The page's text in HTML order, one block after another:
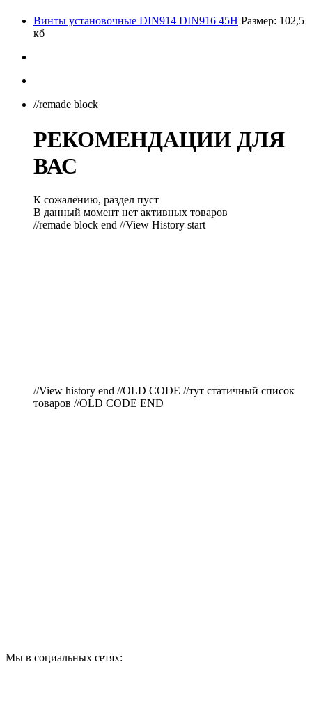
Винты установочные DIN914 DIN916 45Н Размер: 102,5
кб
//remade block
РЕКОМЕНДАЦИИ ДЛЯ
ВАС
К сожалению, раздел пуст
В данный момент нет активных товаров
//remade block end //View History start
//View history end //OLD CODE //тут статичный список
товаров //OLD CODE END
Мы в социальных сетях: